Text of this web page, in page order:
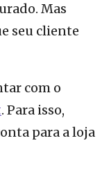
Mas
seu cliente
com o
. Para isso,
para a loja